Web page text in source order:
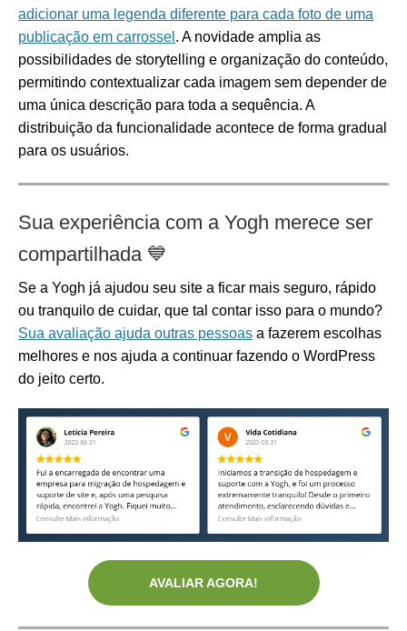
adicionar uma legenda diferente para cada foto de uma
publicação em carrossel . A novidade amplia as
possibilidades de storytelling e organização do conteúdo,
permitindo contextualizar cada imagem sem depender de
uma única descrição para toda a sequência. A
distribuição da funcionalidade acontece de forma gradual
para os usuários.
Sua experiência com a Yogh merece ser
compartilhada 💙
Se a Yogh já ajudou seu site a ficar mais seguro, rápido
ou tranquilo de cuidar, que tal contar isso para o mundo?
Sua avaliação ajuda outras pessoas a fazerem escolhas
melhores e nos ajuda a continuar fazendo o WordPress
do jeito certo.
AVALIAR AGORA!